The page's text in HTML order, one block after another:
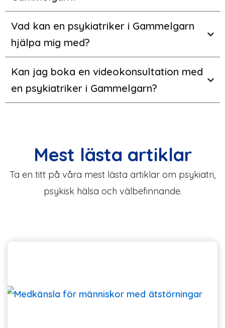
Vad kan en psykiatriker i Gammelgarn
hjälpa mig med?
Kan jag boka en videokonsultation med
en psykiatriker i Gammelgarn?
Mest lästa artiklar
Ta en titt på våra mest lästa artiklar om psykiatri,
psykisk hälsa och välbefinnande.